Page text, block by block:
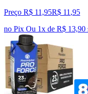
Preço R$ 11,95R$ 11 ,95
no Pix Ou 1x de R$ 13,90